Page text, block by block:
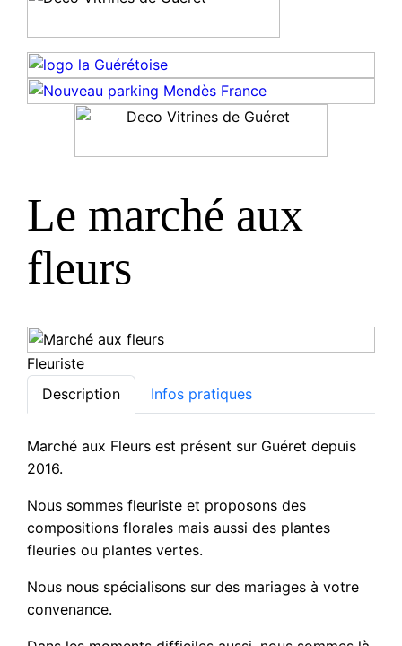
Le marché aux
fleurs
Fleuriste
Description
Infos pratiques
Marché aux Fleurs est présent sur Guéret depuis
2016.
Nous sommes fleuriste et proposons des
compositions florales mais aussi des plantes
fleuries ou plantes vertes.
Nous nous spécialisons sur des mariages à votre
convenance.